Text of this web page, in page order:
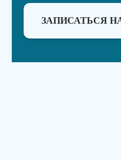
ЗАПИСАТЬСЯ